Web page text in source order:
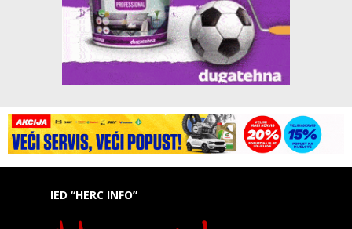
IED “HERC INFO”